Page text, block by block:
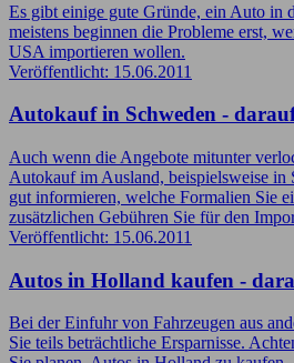
Es gibt einige gute Gründe, ein Auto in
meistens beginnen die Probleme erst,
USA importieren wollen.
Veröffentlicht: 15.06.2011
Autokauf in Schweden -
Auch wenn die Angebote mitunter
Autokauf im Ausland, beispielsweise in
gut informieren, welche Formalien Sie
zusätzlichen Gebühren Sie für den
Veröffentlicht: 15.06.2011
Autos in Holland kaufen -
Bei der Einfuhr von Fahrzeugen aus
Sie teils beträchtliche Ersparnisse.